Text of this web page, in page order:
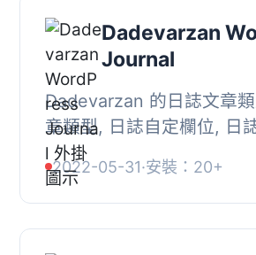
Dadevarzan
Journal
Dadevarzan 的日誌文章
章類型, 日誌自定欄位, 日
權限, 註冊佈局主題,
2022-05-31·安裝：20+